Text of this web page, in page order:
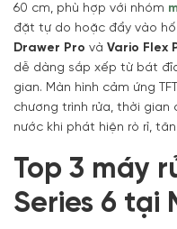
60 cm, phù hợp với nhóm
đặt tự do hoặc đẩy vào
Drawer Pro và Vario Flex
dễ dàng sắp xếp từ bát
gian. Màn hình cảm ứng
chương trình rửa, thời gian
nước khi phát hiện rò rỉ,
Top 3 máy
Series 6 tại